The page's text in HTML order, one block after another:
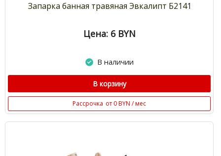
Запарка банная травяная Эвкалипт Б2141
Цена: 6 BYN
В наличии
В корзину
Рассрочка от 0 BYN / мес